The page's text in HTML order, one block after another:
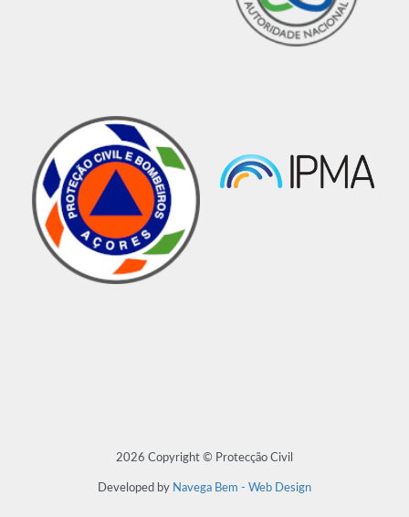
2026 Copyright © Protecção Civil
Developed by Navega Bem - Web Design